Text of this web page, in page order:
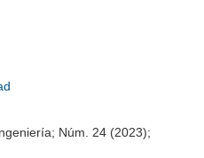
Núm. 24 (2023);